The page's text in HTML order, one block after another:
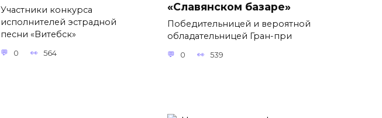
Участники конкурса
исполнителей эстрадной
песни «Витебск»
0 564
«Славянском базаре»
Победительницей и вероятной
обладательницей Гран-при
0 539